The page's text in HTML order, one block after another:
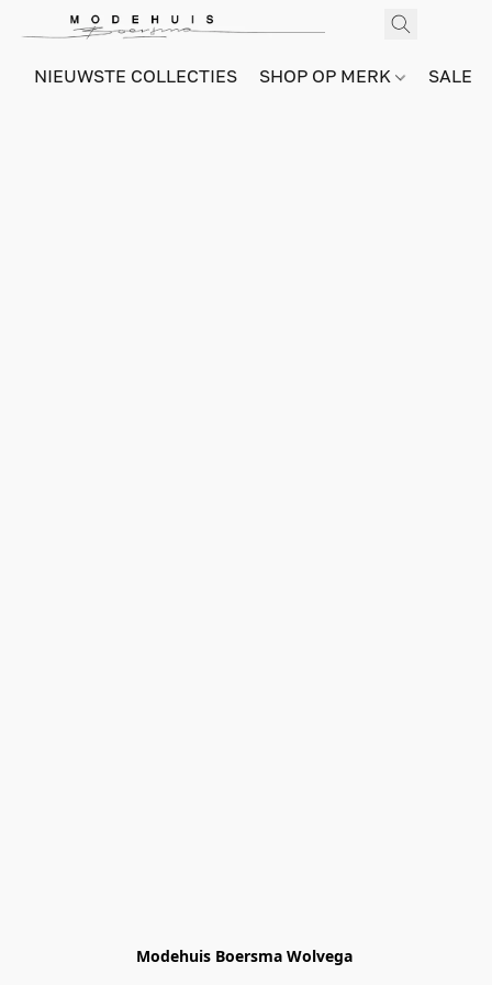
NIEUWSTE COLLECTIES SHOP OP MERK SALE
Modehuis Boersma Wolvega